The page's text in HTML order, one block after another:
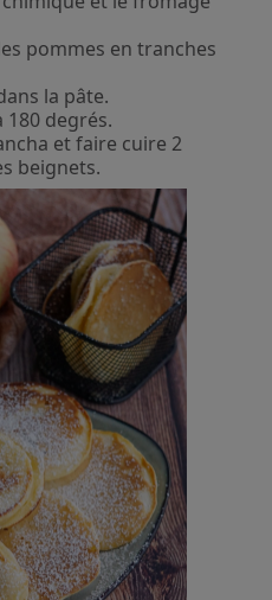
pommes en tranches
la pâte.
180 degrés.
et faire cuire 2
beignets.